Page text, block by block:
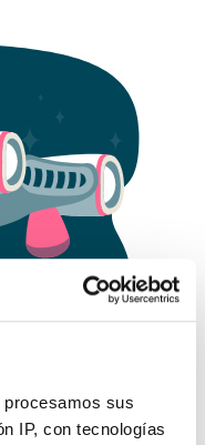
procesamos sus
IP, con tecnologías